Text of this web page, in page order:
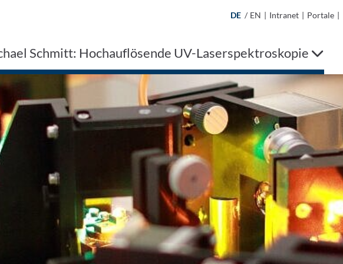
DE / EN | Intranet | Portale |
Schmitt: Hochauflösende UV-Laserspektroskopie